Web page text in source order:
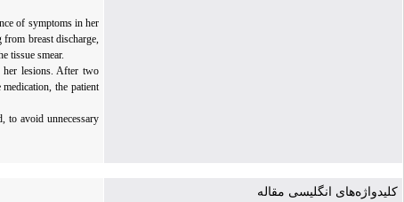
of symptoms in her
breast discharge,
tissue smear.
her lesions. After two
the patient
to avoid unnecessary
کلیدواژه‌های انگلیسی مقاله